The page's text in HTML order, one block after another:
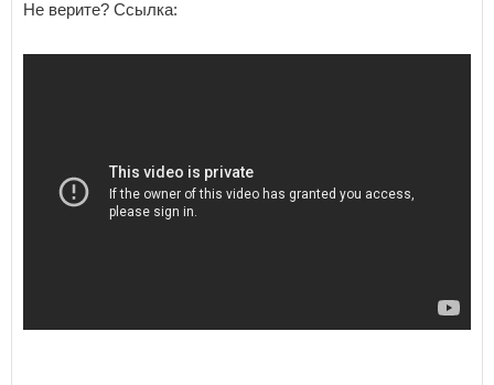
Не верите? Ссылка: